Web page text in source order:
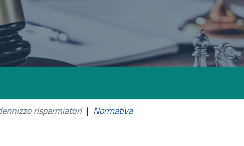
risparmiatori | Normativa